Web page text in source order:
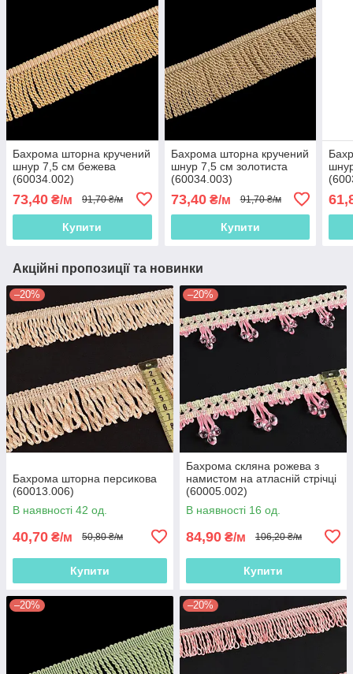
Бахрома шторна кручений
шнур 7,5 см бежева
(60034.002)
73,40 ₴/м 91,70 ₴/м
Купити
Бахрома шторна кручений
шнур 7,5 см золотиста
(60034.003)
73,40₴/м 91,70 ₴/м
Купити
Акційні пропозиції та новинки
–20%
Бахрома шторна персикова
(60013.006)
В наявності 42 од.
40,70 ₴/м 50,80 ₴/м
Купити
–20%
Бахрома скляна рожева з
намистом на атласній стрічці
(60005.002)
В наявності 16 од.
84,90 ₴/м 106,20 ₴/м
Купити
–20% –20%